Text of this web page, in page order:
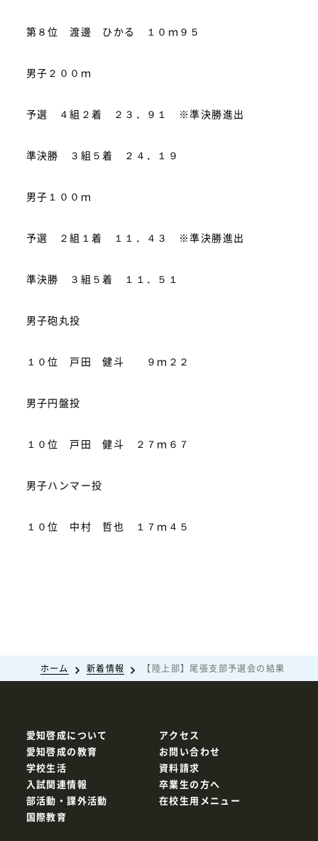
第８位 渡邊 ひかる １０ｍ９５
男子２００ｍ
予選 ４組２着 ２３．９１ ※準決勝進出
準決勝 ３組５着 ２４．１９
男子１００ｍ
予選 ２組１着 １１．４３ ※準決勝進出
準決勝 ３組５着 １１．５１
男子砲丸投
１０位 戸田 健斗 ９ｍ２２
男子円盤投
１０位 戸田 健斗 ２７ｍ６７
男子ハンマー投
１０位 中村 哲也 １７ｍ４５
ホーム 新着情報 【陸上部】尾張支部予選会の結果
愛知啓成について
愛知啓成の教育
学校生活
入試関連情報
部活動・課外活動
国際教育
アクセス
お問い合わせ
資料請求
卒業生の方へ
在校生用メニュー